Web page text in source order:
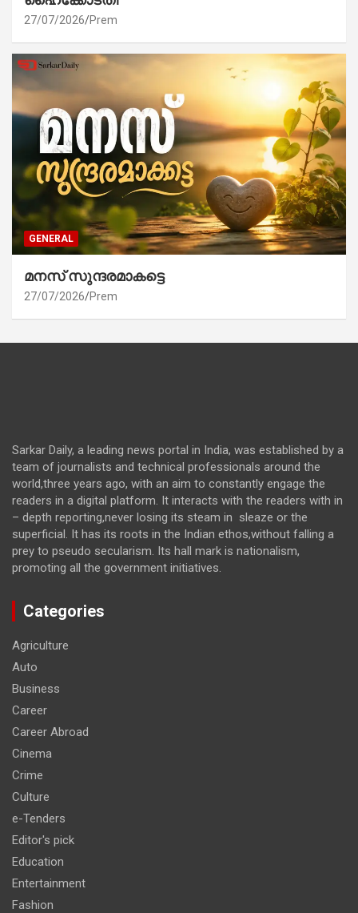
27/07/2026 Prem
GENERAL
മനസ് സുന്ദരമാകട്ടെ
27/07/2026 Prem
Sarkar Daily, a leading news portal in India, was established by a
team of journalists and technical professionals around the
world,three years ago, with an aim to constantly engage the
readers in a digital platform. It interacts with the readers with in
– depth reporting,never losing its steam in sleaze or the
superficial. It has its roots in the Indian ethos,without falling a
prey to pseudo secularism. Its hall mark is nationalism,
promoting all the government initiatives.
Categories
Agriculture
Auto
Business
Career
Career Abroad
Cinema
Crime
Culture
e-Tenders
Editor's pick
Education
Entertainment
Fashion